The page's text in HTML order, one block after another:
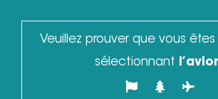
Veuillez prouver que vous
sélectionnant